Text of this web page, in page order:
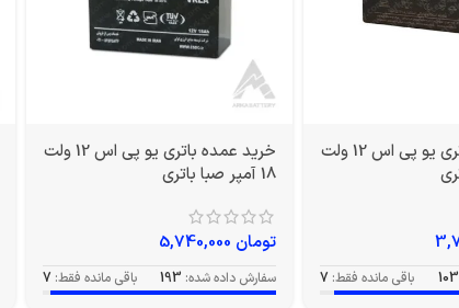
خرید عمده باتری یو پی اس 12 ولت
103 باقی مانده فقط: 7
خرید عمده باتری یو پی اس 12 ولت
18 آمپر صبا باتری
تومان
سفارش داده شده: 193 باقی مانده فقط: 7